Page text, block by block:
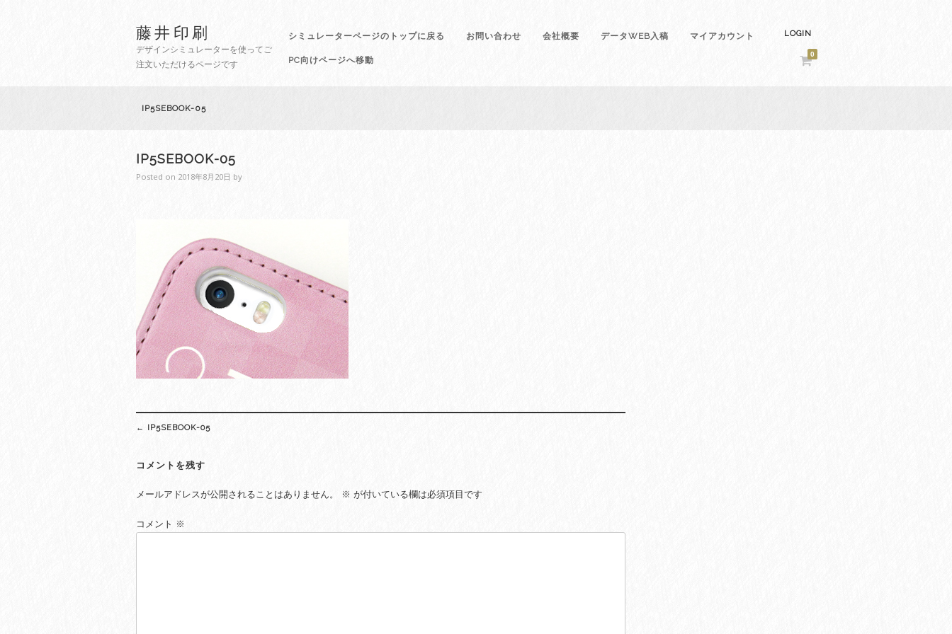
藤井印刷
デザインシミュレーターを使ってご
注文いただけるページです
シミュレーターページのトップに戻る お問い合わせ 会社概要 データWEB入稿 マイアカウント
PC向けページへ移動
LOGIN
0
IP5SEBOOK-05
IP5SEBOOK-05
Posted on 2018年8月20日 by
navigation
← IP5SEBOOK-05
コメントを残す
メールアドレスが公開されることはありません。 ※ が付いている欄は必須項目です
コメント ※